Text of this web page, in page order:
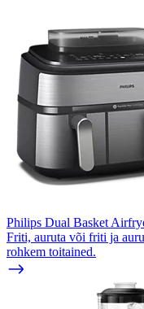
Philips Dual Basket
Friti, auruta või friti ja
rohkem toitained.